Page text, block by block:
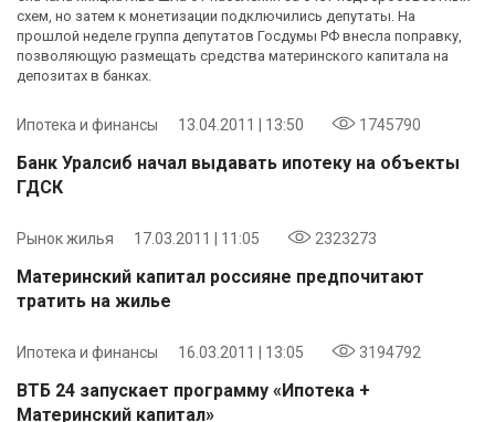
схем, но затем к монетизации подключились депутаты. На
прошлой неделе группа депутатов Госдумы РФ внесла поправку,
позволяющую размещать средства материнского капитала на
депозитах в банках.
Ипотека и финансы 13.04.2011 | 13:50 1745790
Банк Уралсиб начал выдавать ипотеку на объекты
ГДСК
Рынок жилья 17.03.2011 | 11:05 2323273
Материнский капитал россияне предпочитают
тратить на жилье
Ипотека и финансы 16.03.2011 | 13:05 3194792
ВТБ 24 запускает программу «Ипотека +
Материнский капитал»